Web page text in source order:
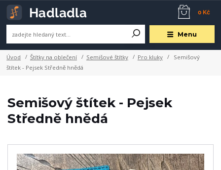
Menu
0 Kč
Úvod Štítky na oblečení Semišové štítky Pro kluky
Semišový
štítek - Pejsek Středně hnědá
Semišový štítek - Pejsek
Středně hnědá